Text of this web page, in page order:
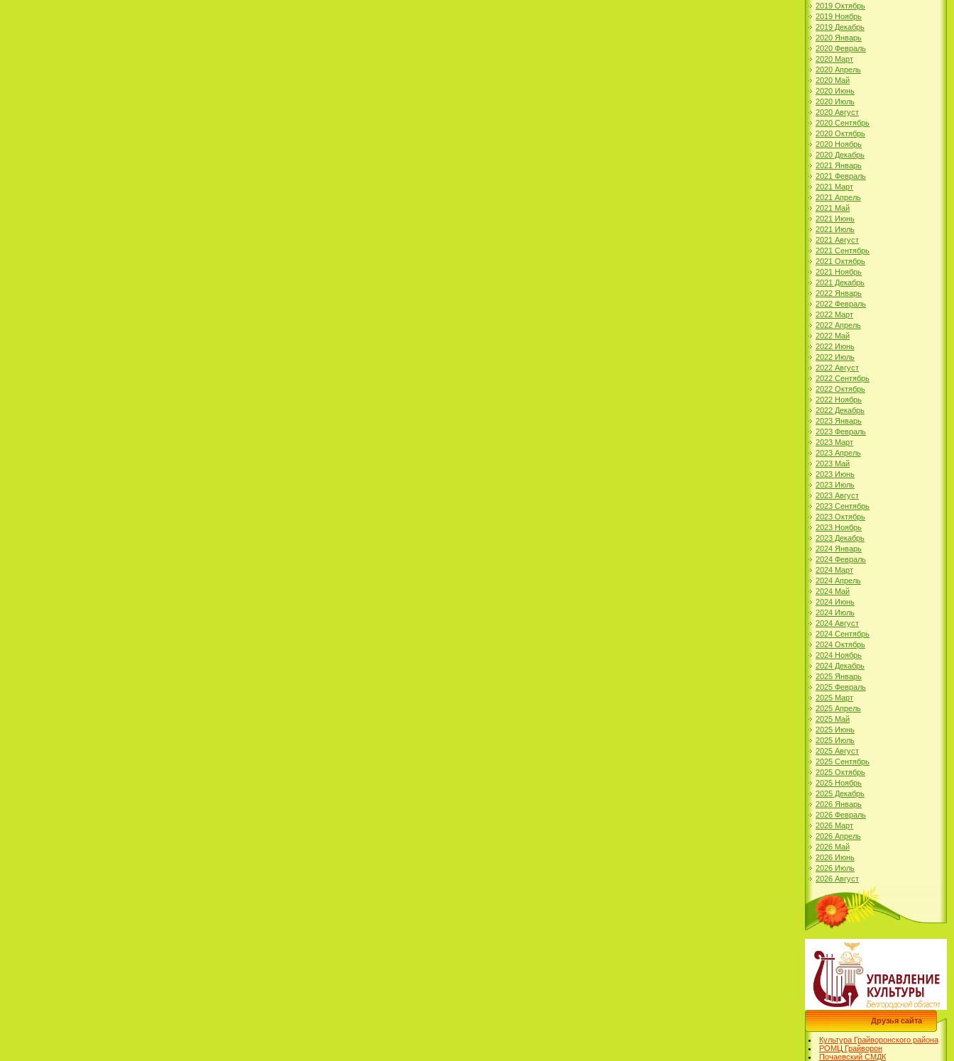
2019 Октябрь
2019 Ноябрь
2019 Декабрь
2020 Январь
2020 Февраль
2020 Март
2020 Апрель
2020 Май
2020 Июнь
2020 Июль
2020 Август
2020 Сентябрь
2020 Октябрь
2020 Ноябрь
2020 Декабрь
2021 Январь
2021 Февраль
2021 Март
2021 Апрель
2021 Май
2021 Июнь
2021 Июль
2021 Август
2021 Сентябрь
2021 Октябрь
2021 Ноябрь
2021 Декабрь
2022 Январь
2022 Февраль
2022 Март
2022 Апрель
2022 Май
2022 Июнь
2022 Июль
2022 Август
2022 Сентябрь
2022 Октябрь
2022 Ноябрь
2022 Декабрь
2023 Январь
2023 Февраль
2023 Март
2023 Апрель
2023 Май
2023 Июнь
2023 Июль
2023 Август
2023 Сентябрь
2023 Октябрь
2023 Ноябрь
2023 Декабрь
2024 Январь
2024 Февраль
2024 Март
2024 Апрель
2024 Май
2024 Июнь
2024 Июль
2024 Август
2024 Сентябрь
2024 Октябрь
2024 Ноябрь
2024 Декабрь
2025 Январь
2025 Февраль
2025 Март
2025 Апрель
2025 Май
2025 Июнь
2025 Июль
2025 Август
2025 Сентябрь
2025 Октябрь
2025 Ноябрь
2025 Декабрь
2026 Январь
2026 Февраль
2026 Март
2026 Апрель
2026 Май
2026 Июнь
2026 Июль
2026 Август
Друзья сайта
Культура Грайворонского района
РОМЦ Грайворон
Почаевский СМДК